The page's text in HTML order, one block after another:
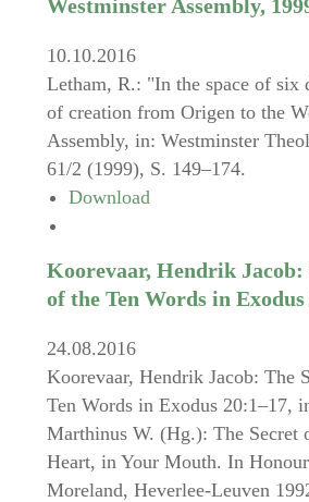
Westminster Assembly,
10.10.2016
Letham, R.: "In the space of six
of creation from Origen to the
Assembly, in: Westminster
61/2 (1999), S. 149–174.
Download
Koorevaar, Hendrik
of the Ten Words in Exodus
24.08.2016
Koorevaar, Hendrik Jacob: The
Ten Words in Exodus 20:1–17,
Marthinus W. (Hg.): The Secret
Heart, in Your Mouth. In
Moreland, Heverlee-Leuven